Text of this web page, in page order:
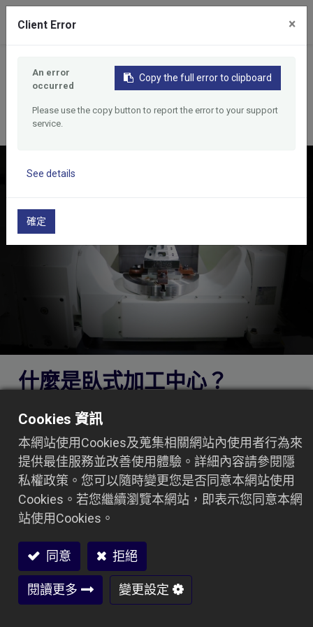
臥式加工中心機
什麼是臥式加工中心？
CNC臥式加工中心機（又稱 CNC HMC），其主要
特點在於主軸為水平設計，與地面平行，可高精度
對金屬工件進行銑削加工。
由於主軸為臥式設計，切削時產生的金屬切屑能自
然掉落，不易堆積在工件或刀具上，有效提升加工
效率與穩定性。
CNC臥式加工中心機的主要功能包括銑削溝槽與
凹槽，也可搭配旋轉刀具對金屬工件進行多種形狀
成形加工。
Cookies 資訊
本網站使用Cookies及蒐集相關網站內使用者行為來
提供最佳服務並改善使用體驗。詳細內容請參閱隱
私權政策。您可以隨時變更您是否同意本網站使用
Cookies。若您繼續瀏覽本網站，即表示您同意本網
站使用Cookies。
同意 拒絕
閱讀更多 變更設定
Client Error ×
Copy the full error to clipboard
An error
occurred
Please use the copy button to report the error to your support
service.
See details
確定